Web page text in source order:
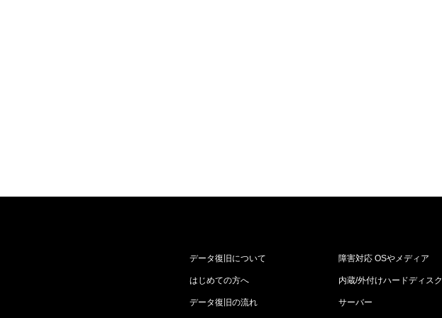
データ復旧について
はじめての方へ
データ復旧の流れ
障害対応 OSやメディア
内蔵/外付けハードディスク
サーバー